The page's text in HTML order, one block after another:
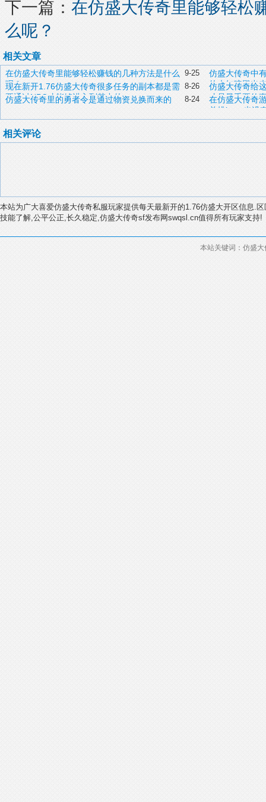
下一篇： 在仿盛大传奇里能够轻松
么呢？
相关文章
9-25
在仿盛大传奇里能够轻松赚钱的几种方法是什么
呢？
仿盛大传奇中
的未知暗殿出
8-26
现在新开1.76仿盛大传奇很多任务的副本都是需
要通过NPC才能够进入到其中的
仿盛大传奇给
才是最重要的
8-24
仿盛大传奇里的勇者令是通过物资兑换而来的
在仿盛大传奇
单挑boss也没
相关评论
本站为广大喜爱仿盛大传奇私服玩家提供每天最新开的1.76仿盛大开区信息.
技能了解,公平公正,长久稳定,仿盛大传奇sf发布网swqsl.cn值得所有玩家支持!
本站关键词：仿盛